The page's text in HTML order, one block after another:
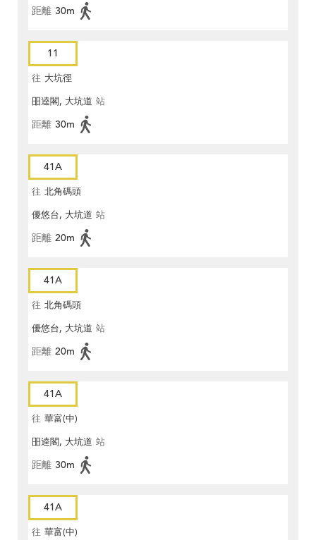
距離 30m
11
往 大坑徑
昍逵閣, 大坑道 站
距離 30m
41A
往 北角碼頭
優悠台, 大坑道 站
距離 20m
41A
往 北角碼頭
優悠台, 大坑道 站
距離 20m
41A
往 華富(中)
昍逵閣, 大坑道 站
距離 30m
41A
往 華富(中)